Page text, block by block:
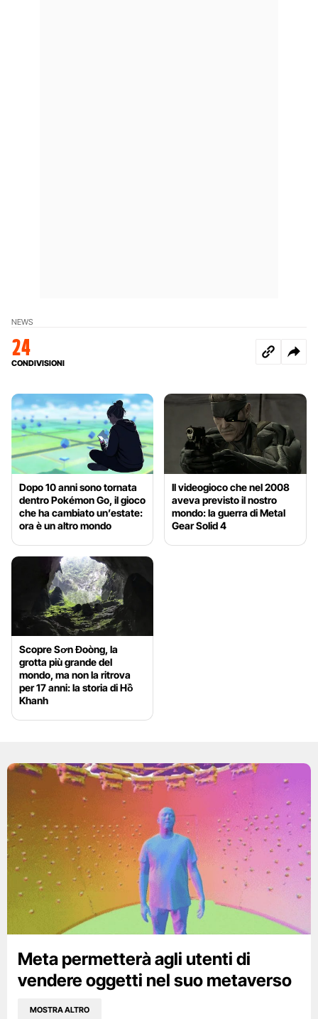
NEWS
24
CONDIVISIONI
Dopo 10 anni sono tornata
dentro Pokémon Go, il gioco
che ha cambiato un’estate:
ora è un altro mondo
Il videogioco che nel 2008
aveva previsto il nostro
mondo: la guerra di Metal
Gear Solid 4
Scopre Sơn Đoòng, la
grotta più grande del
mondo, ma non la ritrova
per 17 anni: la storia di Hồ
Khanh
Meta permetterà agli utenti di
vendere oggetti nel suo metaverso
MOSTRA ALTRO